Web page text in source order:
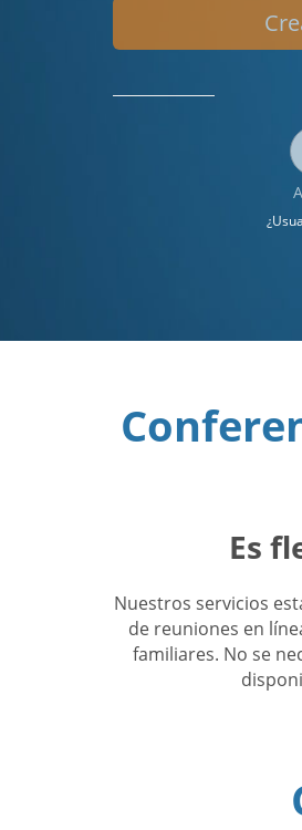
Es
Nuestros servicios
de reuniones en
familiares. No se